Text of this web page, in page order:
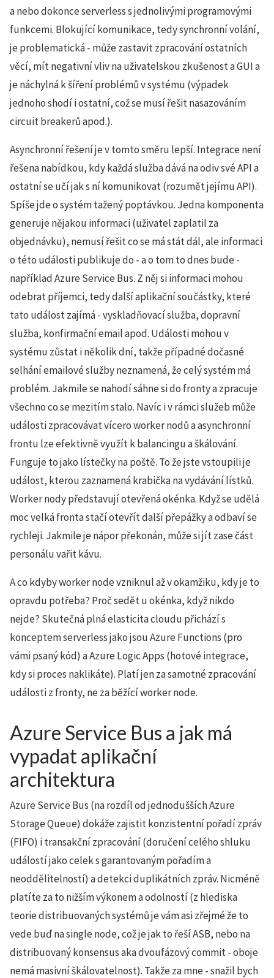
a nebo dokonce serverless s jednolivými programovými
funkcemi. Blokující komunikace, tedy synchronní volání,
je problematická - může zastavit zpracování ostatních
věcí, mít negativní vliv na uživatelskou zkušenost a GUI a
je náchylná k šíření problémů v systému (výpadek
jednoho shodí i ostatní, což se musí řešit nasazováním
circuit breakerů apod.).
Asynchronní řešení je v tomto směru lepší. Integrace není
řešena nabídkou, kdy každá služba dává na odiv své API a
ostatní se učí jak s ní komunikovat (rozumět jejímu API).
Spíše jde o systém tažený poptávkou. Jedna komponenta
generuje nějakou informaci (uživatel zaplatil za
objednávku), nemusí řešit co se má stát dál, ale informaci
o této události publikuje do - a o tom to dnes bude -
například Azure Service Bus. Z něj si informaci mohou
odebrat příjemci, tedy další aplikační součástky, které
tato událost zajímá - vyskladňovací služba, dopravní
služba, konfirmační email apod. Události mohou v
systému zůstat i několik dní, takže případné dočasné
selhání emailové služby neznamená, že celý systém má
problém. Jakmile se nahodí sáhne si do fronty a zpracuje
všechno co se mezitím stalo. Navíc i v rámci služeb může
události zpracovávat vícero worker nodů a asynchronní
frontu lze efektivně využít k balancingu a škálování.
Funguje to jako lístečky na poště. To že jste vstoupili je
událost, kterou zaznamená krabička na vydávání lístků.
Worker nody představují otevřená okénka. Když se udělá
moc velká fronta stačí otevřít další přepážky a odbaví se
rychleji. Jakmile je nápor překonán, může si jít zase část
personálu vařit kávu.
A co kdyby worker node vzniknul až v okamžiku, kdy je to
opravdu potřeba? Proč sedět u okénka, když nikdo
nejde? Skutečná plná elasticita cloudu přichází s
konceptem serverless jako jsou Azure Functions (pro
vámi psaný kód) a Azure Logic Apps (hotové integrace,
kdy si proces naklikáte). Platí jen za samotné zpracování
události z fronty, ne za běžící worker node.
Azure Service Bus a jak má
vypadat aplikační
architektura
Azure Service Bus (na rozdíl od jednodušších Azure
Storage Queue) dokáže zajistit konzistentní pořadí zpráv
(FIFO) i transakční zpracování (doručení celého shluku
událostí jako celek s garantovaným pořadím a
neoddělitelností) a detekci duplikátních zpráv. Nicméně
platíte za to nižším výkonem a odolností (z hlediska
teorie distribuovaných systémů je vám asi zřejmé že to
vede buď na single node, což je jak to řeší ASB, nebo na
distribuovaný konsensus aka dvoufázový commit - oboje
nemá masivní škálovatelnost). Takže za mne - snažil bych